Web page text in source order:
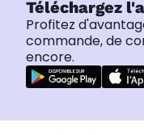
Téléchargez
Profitez
commande, de
encore.